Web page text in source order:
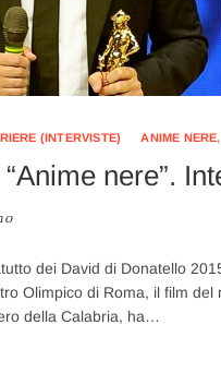
(INTERVISTE) ANIME NERE,
nere”.
dei David di Donatello
Olimpico di Roma, il film
della Calabria, ha…